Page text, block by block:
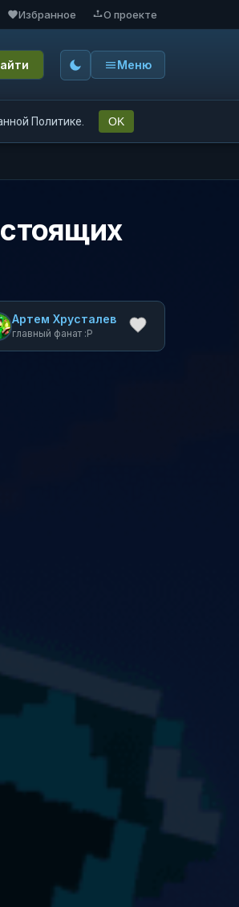
Избранное О проекте
Меню
Политике. OK
Артем Хрусталев
главный фанат :P